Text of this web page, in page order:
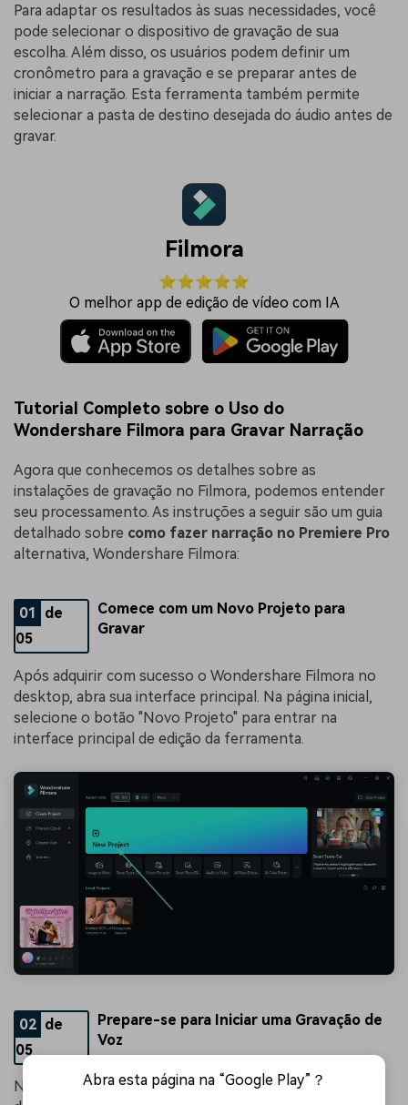
Para adaptar os resultados às suas necessidades, você
pode selecionar o dispositivo de gravação de sua
escolha. Além disso, os usuários podem definir um
cronômetro para a gravação e se preparar antes de
iniciar a narração. Esta ferramenta também permite
selecionar a pasta de destino desejada do áudio antes de
gravar.
Filmora
⭐⭐⭐⭐⭐
O melhor app de edição de vídeo com IA
Tutorial Completo sobre o Uso do
Wondershare Filmora para Gravar Narração
Agora que conhecemos os detalhes sobre as
instalações de gravação no Filmora, podemos entender
seu processamento. As instruções a seguir são um guia
detalhado sobre como fazer narração no Premiere Pro
alternativa, Wondershare Filmora:
01
de
05
Comece com um Novo Projeto para
Gravar
Após adquirir com sucesso o Wondershare Filmora no
desktop, abra sua interface principal. Na página inicial,
selecione o botão "Novo Projeto" para entrar na
interface principal de edição da ferramenta.
02 de
05
Prepare-se para Iniciar uma Gravação de
Voz
Na interface de edição, acesse a seção "Mídia" na barra
Abra esta página na “Google Play”？